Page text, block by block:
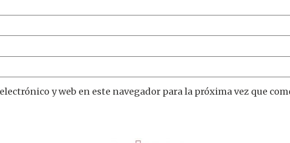
y web en este navegador para la próxima vez que